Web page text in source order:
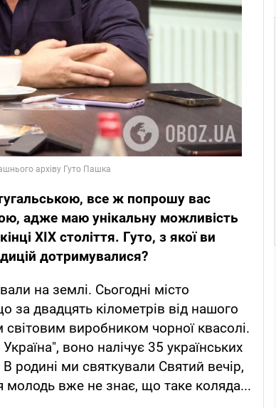
все ж попрошу вас
адже маю унікальну можливість
ХІХ століття. Гуто, з якої ви
дотримувалися?
на землі. Сьогодні місто
за двадцять кілометрів від нашого
виробником чорної квасолі.
воно налічує 35 українських
родині ми святкували Святий вечір,
молодь вже не знає, що таке коляда...